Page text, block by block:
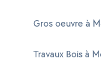
Gros oeuvre à
Travaux Bois à